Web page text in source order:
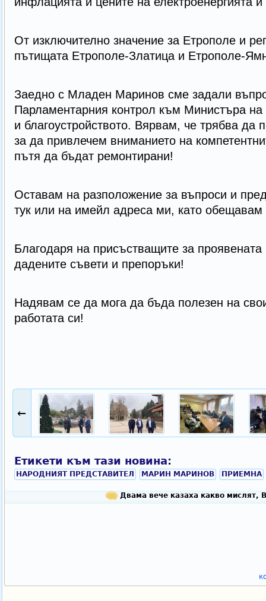
От изключително значение за Етрополе и
пътищата Етрополе-Златица и Етрополе-
Заедно с Младен Маринов сме задали
Парламентарния контрол към Министъра на
и благоустройството. Вярвам, че трябва да
за да привлечем вниманието на
пътя да бъдат ремонтирани!
Оставам на разположение за въпроси и
тук или на имейл адреса ми, като обещавам
Благодаря на присъстващите за проявената
дадените съвети и препоръки!
Надявам се да мога да бъда полезен на
работата си!
←
Етикети към тази новина:
НАРОДНИЯТ ПРЕДСТАВИТЕЛ МАРИН МАРИНОВ ПРИЕМНА
Двама вече казаха какво мислят,